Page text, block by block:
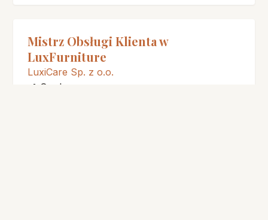
Mistrz Obsługi Klienta w
LuxFurniture
LuxiCare Sp. z o.o.
📍 Opole